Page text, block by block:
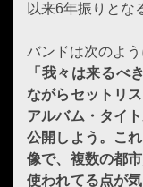
以来6年振りとな
バンドは次のよう
「我々は来るべ
ながらセットリ
アルバム・タイ
公開しよう。こ
像で、複数の都
使われてる点が